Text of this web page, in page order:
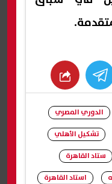
الدوري المصري
تشكيل الأهلي
ستاد القاهرة
استاد القاهرة